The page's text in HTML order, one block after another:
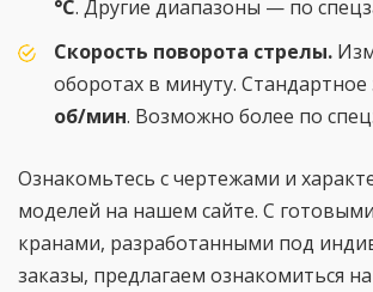
°С. Другие диапазоны — по
Скорость поворота стрелы.
оборотах в минуту.
об/мин. Возможно более по
Ознакомьтесь с чертежами и
моделей на нашем сайте. С
кранами, разработанными под
заказы, предлагаем ознакомиться